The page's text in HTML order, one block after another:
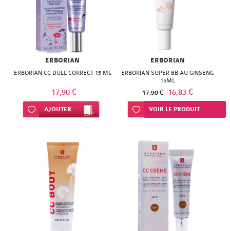
NATURA
PHYTEA
NATURACTIVE
NATURESYSTEM
PHYTAROMASOL
AROMS
ERBORIAN
ERBORIAN CC DULL CORRECT 15 ML
17,90 €
Ajouter à ma liste d’envie
AJOUTER
ERBORIAN
ERBORIAN SUPER BB AU GINSENG
15ML
17,90 € 16,83 €
Ajouter à ma liste d’envie
VOIR LE PRODUIT